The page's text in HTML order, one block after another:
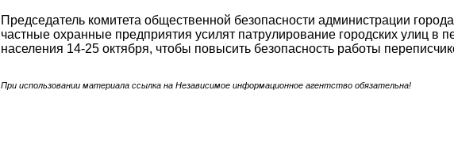
Председатель комитета общественной безопасности администрации
частные охранные предприятия усилят патрулирование городских улиц в
населения 14-25 октября, чтобы повысить безопасность работы
При использовании материала ссылка на Независимое информационное агентство обязательна!